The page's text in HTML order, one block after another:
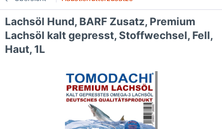
Lachsöl Hund, BARF Zusatz, Premium
Lachsöl kalt gepresst, Stoffwechsel, Fell,
Haut, 1L